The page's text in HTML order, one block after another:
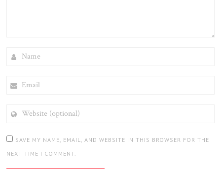
(OPTIONAL)
SAVE MY NAME, EMAIL, AND WEBSITE IN THIS BROWSER FOR THE
NEXT TIME I COMMENT.